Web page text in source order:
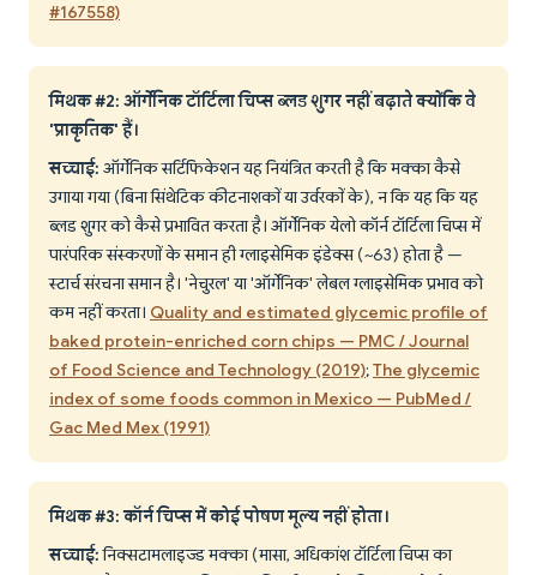
#167558)
मिथक #2: ऑर्गेनिक टॉर्टिला चिप्स ब्लड शुगर नहीं बढ़ाते क्योंकि वे
'प्राकृतिक' हैं।
सच्चाई: ऑर्गेनिक सर्टिफिकेशन यह नियंत्रित करती है कि मक्का कैसे
उगाया गया (बिना सिंथेटिक कीटनाशकों या उर्वरकों के), न कि यह कि यह
ब्लड शुगर को कैसे प्रभावित करता है। ऑर्गेनिक येलो कॉर्न टॉर्टिला चिप्स में
पारंपरिक संस्करणों के समान ही ग्लाइसेमिक इंडेक्स (~63) होता है —
स्टार्च संरचना समान है। 'नेचुरल' या 'ऑर्गेनिक' लेबल ग्लाइसेमिक प्रभाव को
कम नहीं करता। Quality and estimated glycemic profile of
baked protein-enriched corn chips — PMC / Journal
of Food Science and Technology (2019);The glycemic
index of some foods common in Mexico — PubMed /
Gac Med Mex (1991)
मिथक #3: कॉर्न चिप्स में कोई पोषण मूल्य नहीं होता।
सच्चाई:निक्सटामलाइज्ड मक्का (मासा, अधिकांश टॉर्टिला चिप्स का